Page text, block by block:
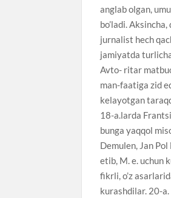
anglab olgan,
bo’ladi.
jurnalist hech
jamiyatda
Avto- ritar
man-faatiga zid
kelayotgan
18-a.larda
bunga yaqqol
Demulen, Jan
etib, M. e. uchun
fikrli, o’z
kurashdilar. 20-